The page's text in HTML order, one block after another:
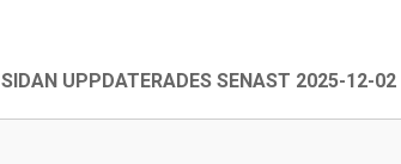
SIDAN UPPDATERADES SENAST 2025-12-02